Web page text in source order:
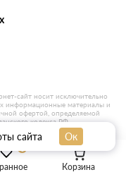
Корзина
сайта Ок